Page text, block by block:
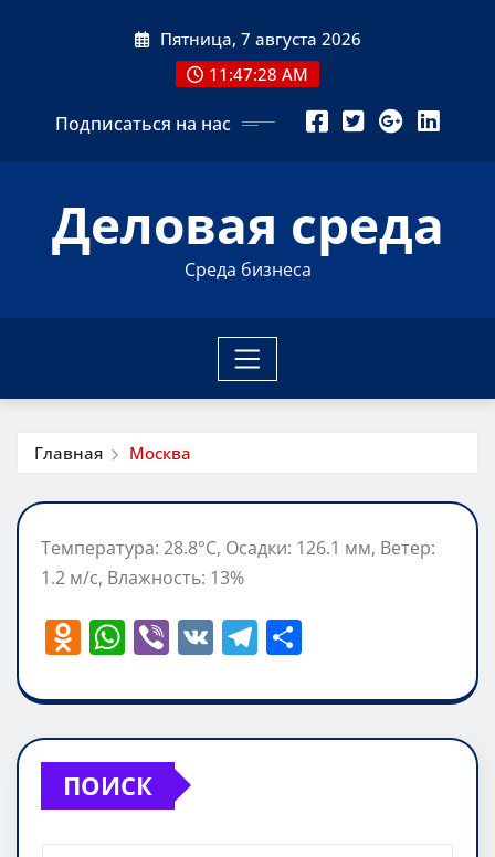
Пятница, 7 августа 2026
11:47:29 AM
Подписаться на нас
Деловая среда
Среда бизнеса
Главная Москва
Температура: 28.8°C, Осадки: 126.1 мм, Ветер:
1.2 м/с, Влажность: 13%
O
n
o
kl
a
W
at
s
A
p
Vi
er
V T
e
gr
п
р
ПОИСК